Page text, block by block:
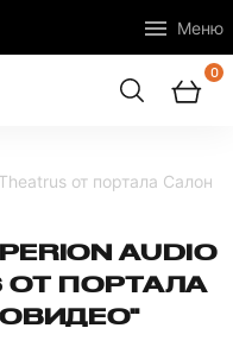
Меню
0
от портала Салон
AUDIO
ОТ ПОРТАЛА